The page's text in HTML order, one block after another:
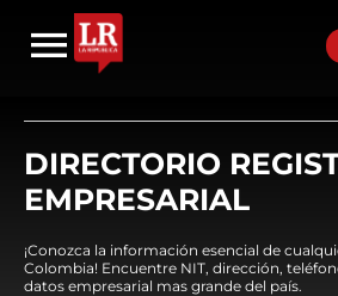
DIRECTORIO
EMPRESARIAL
¡Conozca la información esencial de
Colombia! Encuentre NIT, dirección,
datos empresarial mas grande del país.